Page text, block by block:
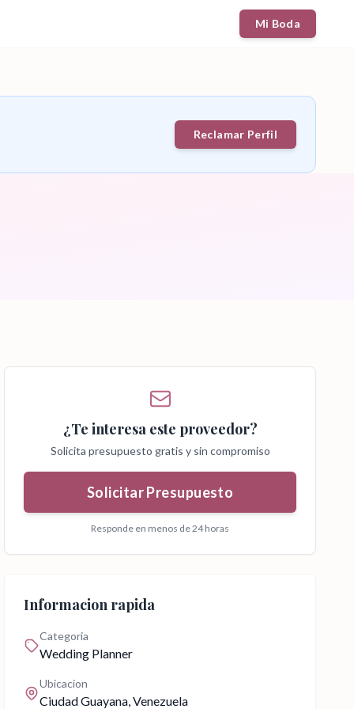
Mi Boda
Reclamar Perfil
¿Te interesa este proveedor?
Solicita presupuesto gratis y sin compromiso
Solicitar Presupuesto
Responde en menos de 24 horas
Informacion rapida
Categoria
Wedding Planner
Ubicacion
Ciudad Guayana, Venezuela